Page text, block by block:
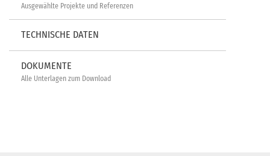
Ausgewählte Projekte und Referenzen
TECHNISCHE DATEN
DOKUMENTE
Alle Unterlagen zum Download